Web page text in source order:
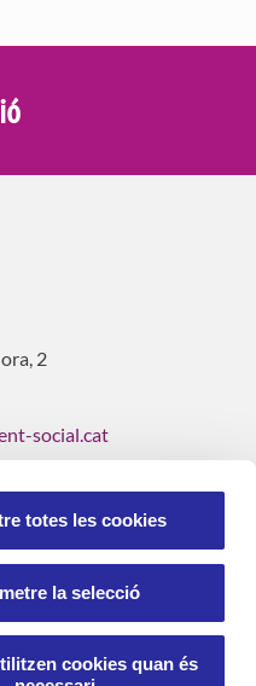
totes les cookies
la selecció
cookies quan és
2
social.cat
socials.
i Conducta